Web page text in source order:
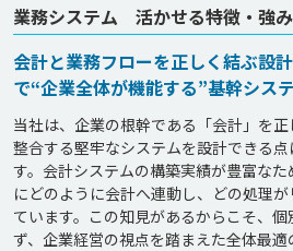
業務システム 活かせる特徴・強み
会計と業務フローを正しく結ぶ設
で“企業全体が機能する”基幹シス
当社は、企業の根幹である「会計」を
整合する堅牢なシステムを設計できる
す。会計システムの構築実績が豊富な
にどのように会計へ連動し、どの処理
ています。この知見があるからこそ、
ず、企業経営の視点を踏まえた全体最適